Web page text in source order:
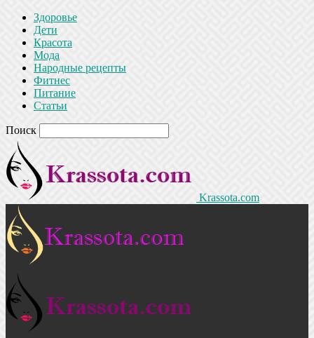
Здоровье
Дети
Красота
Мода
Народные рецепты
Фитнес
Питание
Статьи
Поиск
Krassota.com